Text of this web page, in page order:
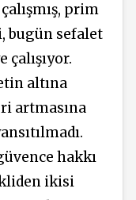
prim
bugün sefalet
çalışıyor.
altına
artmasına
hakkı
ikisi